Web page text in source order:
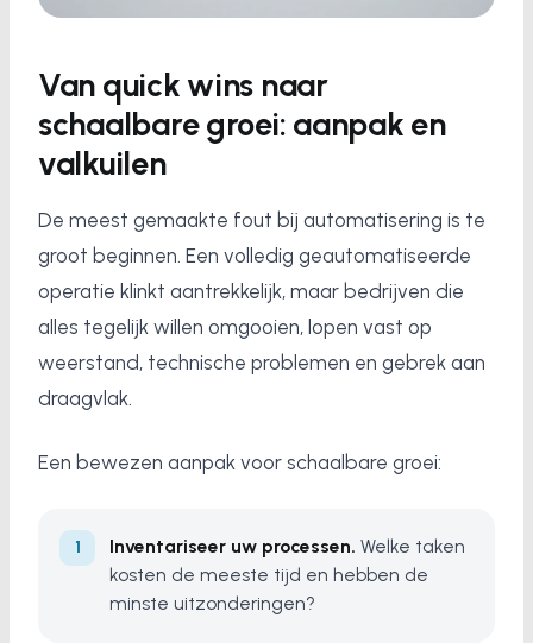
Van quick wins naar
schaalbare groei: aanpak en
valkuilen
De meest gemaakte fout bij automatisering is te
groot beginnen. Een volledig geautomatiseerde
operatie klinkt aantrekkelijk, maar bedrijven die
alles tegelijk willen omgooien, lopen vast op
weerstand, technische problemen en gebrek aan
draagvlak.
Een bewezen aanpak voor schaalbare groei:
Inventariseer uw processen. Welke taken
kosten de meeste tijd en hebben de
minste uitzonderingen?